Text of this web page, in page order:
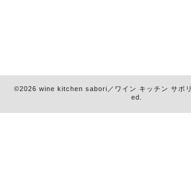
©2026 wine kitchen sabori／ワイン キッチン サボリ
ed.